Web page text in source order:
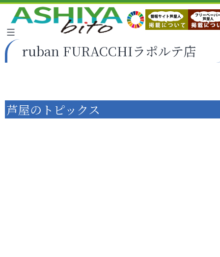
ruban FURACCHIラポルテ店
芦屋のトピックス